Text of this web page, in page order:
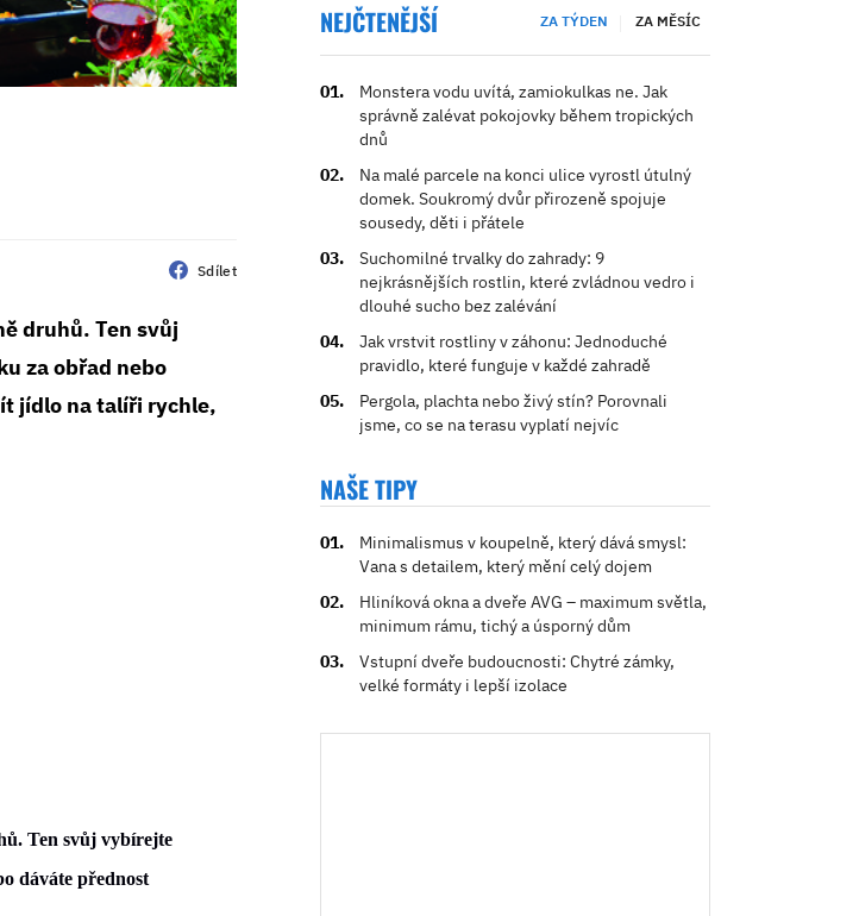
Sdílet
druhů. Ten svůj
za obřad nebo
jídlo na talíři rychle,
Ten svůj vybírejte
dáváte přednost
NEJČTENĚJŠÍ ZA TÝDEN ZA MĚSÍC
Monstera vodu uvítá, zamiokulkas ne. Jak
správně zalévat pokojovky během tropických
dnů
Na malé parcele na konci ulice vyrostl útulný
domek. Soukromý dvůr přirozeně spojuje
sousedy, děti i přátele
Suchomilné trvalky do zahrady: 9
nejkrásnějších rostlin, které zvládnou vedro i
dlouhé sucho bez zalévání
Jak vrstvit rostliny v záhonu: Jednoduché
pravidlo, které funguje v každé zahradě
Pergola, plachta nebo živý stín? Porovnali
jsme, co se na terasu vyplatí nejvíc
NAŠE TIPY
Minimalismus v koupelně, který dává smysl:
Vana s detailem, který mění celý dojem
Hliníková okna a dveře AVG – maximum světla,
minimum rámu, tichý a úsporný dům
Vstupní dveře budoucnosti: Chytré zámky,
velké formáty i lepší izolace